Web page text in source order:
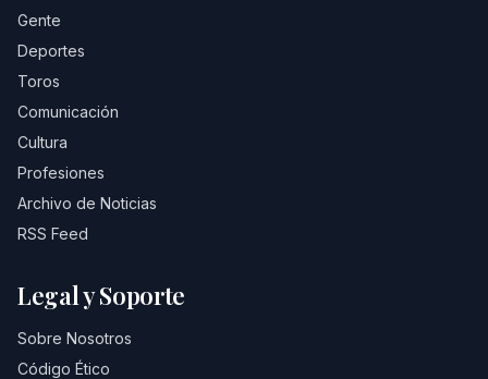
Gente
Deportes
Toros
Comunicación
Cultura
Profesiones
Archivo de Noticias
RSS Feed
Legal y Soporte
Sobre Nosotros
Código Ético